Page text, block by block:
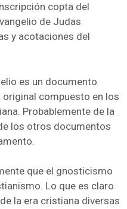
copta del
de Judas
y acotaciones del
es un documento
compuesto en los
Probablemente de la
los otros documentos
que el gnosticismo
Lo que es claro
la era cristiana diversas